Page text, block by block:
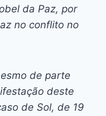
da Paz, por
no conflito no
de parte
deste
de Sol, de 19